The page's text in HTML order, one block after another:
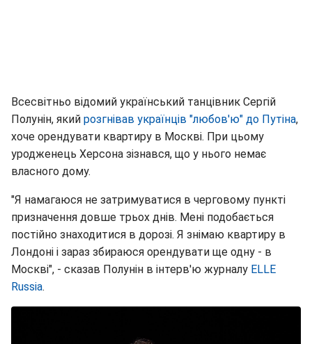
Всесвітньо відомий український танцівник Сергій
Полунін, який розгнівав українців "любов'ю" до Путіна,
хоче орендувати квартиру в Москві. При цьому
уродженець Херсона зізнався, що у нього немає
власного дому.
"Я намагаюся не затримуватися в черговому пункті
призначення довше трьох днів. Мені подобається
постійно знаходитися в дорозі. Я знімаю квартиру в
Лондоні і зараз збираюся орендувати ще одну - в
Москві", - сказав Полунін в інтерв'ю журналу ELLE
Russia.